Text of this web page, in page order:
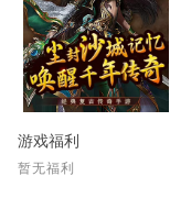
游戏福利
暂无福利